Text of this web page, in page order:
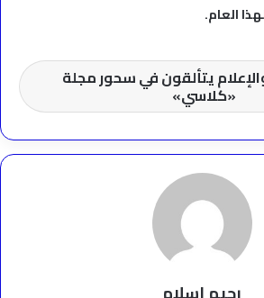
العام.
يتألقون في سحور مجلة
«كلاسي»